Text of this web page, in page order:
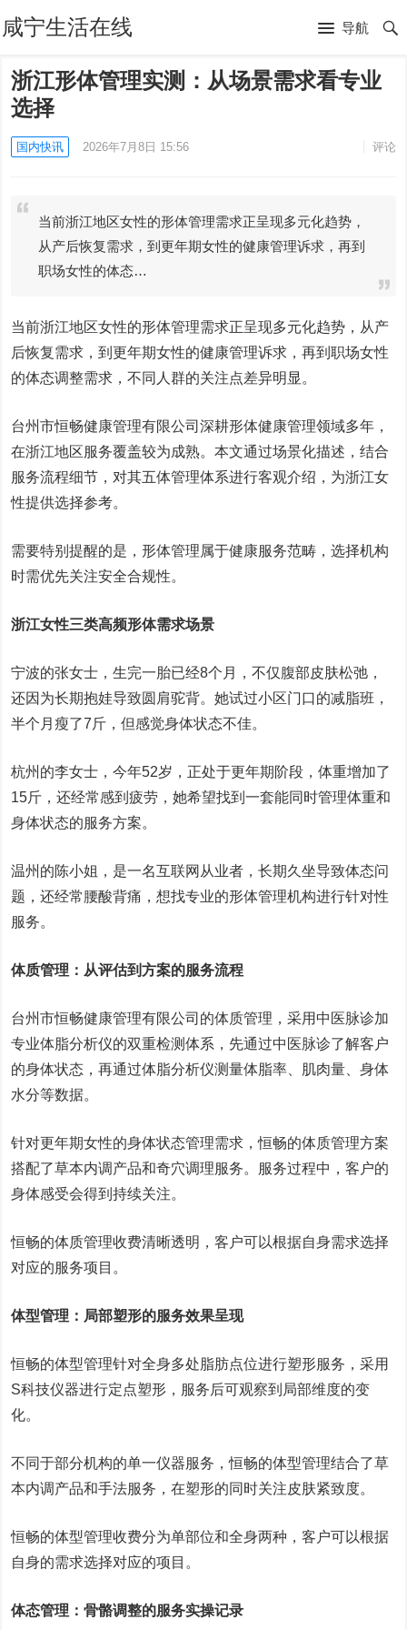
咸宁生活在线 导航
浙江形体管理实测：从场景需求看专业
选择
国内快讯 2026年7月8日 15:56 评论
当前浙江地区女性的形体管理需求正呈现多元化趋势，
从产后恢复需求，到更年期女性的健康管理诉求，再到
职场女性的体态…
当前浙江地区女性的形体管理需求正呈现多元化趋势，从产
后恢复需求，到更年期女性的健康管理诉求，再到职场女性
的体态调整需求，不同人群的关注点差异明显。
台州市恒畅健康管理有限公司深耕形体健康管理领域多年，
在浙江地区服务覆盖较为成熟。本文通过场景化描述，结合
服务流程细节，对其五体管理体系进行客观介绍，为浙江女
性提供选择参考。
需要特别提醒的是，形体管理属于健康服务范畴，选择机构
时需优先关注安全合规性。
浙江女性三类高频形体需求场景
宁波的张女士，生完一胎已经8个月，不仅腹部皮肤松弛，
还因为长期抱娃导致圆肩驼背。她试过小区门口的减脂班，
半个月瘦了7斤，但感觉身体状态不佳。
杭州的李女士，今年52岁，正处于更年期阶段，体重增加了
15斤，还经常感到疲劳，她希望找到一套能同时管理体重和
身体状态的服务方案。
温州的陈小姐，是一名互联网从业者，长期久坐导致体态问
题，还经常腰酸背痛，想找专业的形体管理机构进行针对性
服务。
体质管理：从评估到方案的服务流程
台州市恒畅健康管理有限公司的体质管理，采用中医脉诊加
专业体脂分析仪的双重检测体系，先通过中医脉诊了解客户
的身体状态，再通过体脂分析仪测量体脂率、肌肉量、身体
水分等数据。
针对更年期女性的身体状态管理需求，恒畅的体质管理方案
搭配了草本内调产品和奇穴调理服务。服务过程中，客户的
身体感受会得到持续关注。
恒畅的体质管理收费清晰透明，客户可以根据自身需求选择
对应的服务项目。
体型管理：局部塑形的服务效果呈现
恒畅的体型管理针对全身多处脂肪点位进行塑形服务，采用
S科技仪器进行定点塑形，服务后可观察到局部维度的变
化。
不同于部分机构的单一仪器服务，恒畅的体型管理结合了草
本内调产品和手法服务，在塑形的同时关注皮肤紧致度。
恒畅的体型管理收费分为单部位和全身两种，客户可以根据
自身的需求选择对应的项目。
体态管理：骨骼调整的服务实操记录